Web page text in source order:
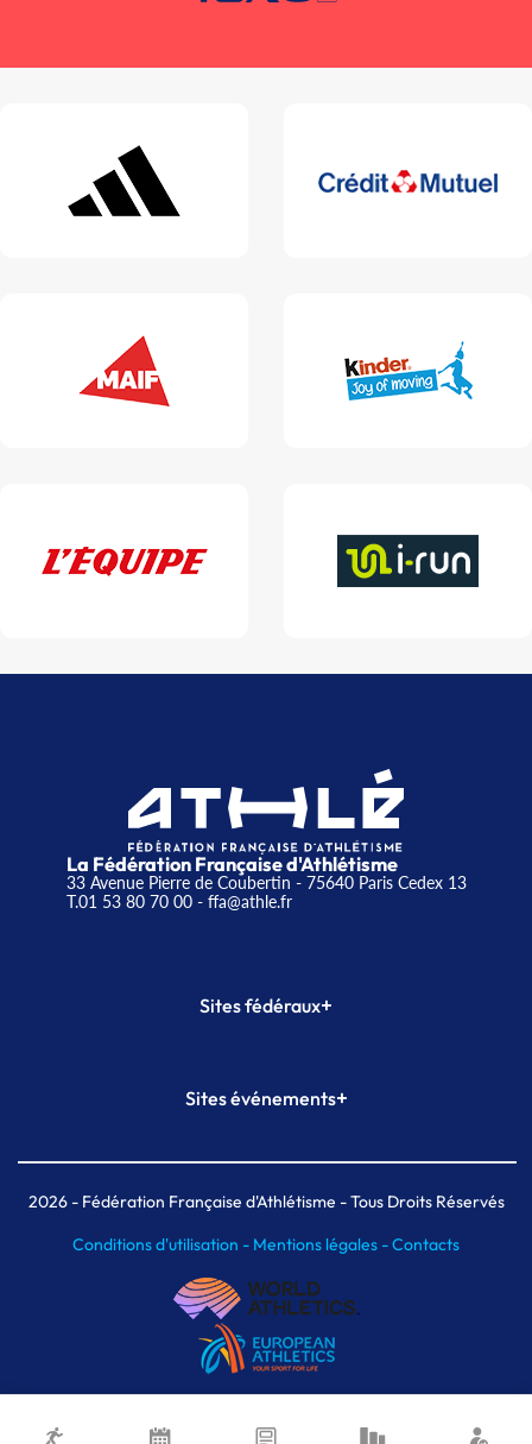
La Fédération Française d'Athlétisme
33 Avenue Pierre de Coubertin - 75640 Paris Cedex 13
T.01 53 80 70 00- ffa@athle.fr
Sites fédéraux+
Plateforme Formation
Sites événements+
Meeting de Paris indoor
MAIF Ekiden de Paris
2026- Fédération Française d'Athlétisme - Tous Droits Réservés
Conditions d'utilisation - Mentions légales -Contacts